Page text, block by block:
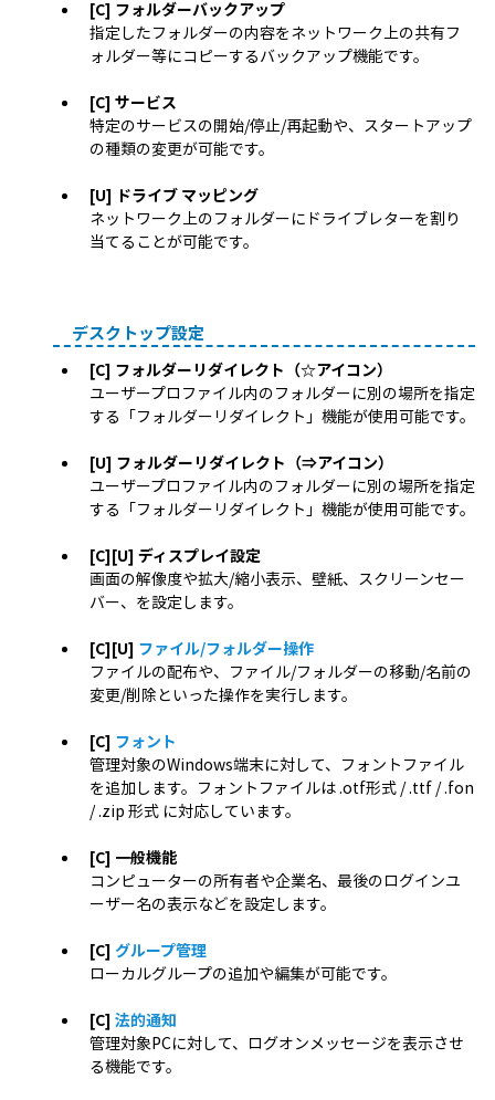
[C] フォルダーバックアップ
指定したフォルダーの内容をネットワーク上の共有フ
ォルダー等にコピーするバックアップ機能です。
[C] サービス
特定のサービスの開始/停止/再起動や、スタートアップ
の種類の変更が可能です。
[U] ドライブ マッピング
ネットワーク上のフォルダーにドライブレターを割り
当てることが可能です。
デスクトップ設定
[C] フォルダーリダイレクト（☆アイコン）
ユーザープロファイル内のフォルダーに別の場所を指定
する「フォルダーリダイレクト」機能が使用可能です。
[U] フォルダーリダイレクト（⇒アイコン）
ユーザープロファイル内のフォルダーに別の場所を指定
する「フォルダーリダイレクト」機能が使用可能です。
[C][U] ディスプレイ設定
画面の解像度や拡大/縮小表示、壁紙、スクリーンセー
バー、を設定します。
[C][U] ファイル/フォルダー操作
ファイルの配布や、ファイル/フォルダーの移動/名前の
変更/削除といった操作を実行します。
[C] フォント
管理対象のWindows端末に対して、フォントファイル
を追加します。フォントファイルは .otf形式 / .ttf / .fon
/ .zip 形式 に対応しています。
[C] 一般機能
コンピューターの所有者や企業名、最後のログインユ
ーザー名の表示などを設定します。
[C] グループ管理
ローカルグループの追加や編集が可能です。
[C] 法的通知
管理対象PCに対して、ログオンメッセージを表示させ
る機能です。